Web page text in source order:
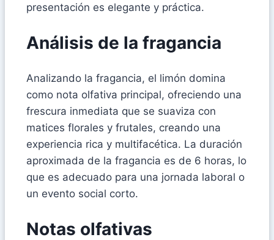
presentación es elegante y práctica.
Análisis de la fragancia
Analizando la fragancia, el limón domina
como nota olfativa principal, ofreciendo una
frescura inmediata que se suaviza con
matices florales y frutales, creando una
experiencia rica y multifacética. La duración
aproximada de la fragancia es de 6 horas, lo
que es adecuado para una jornada laboral o
un evento social corto.
Notas olfativas